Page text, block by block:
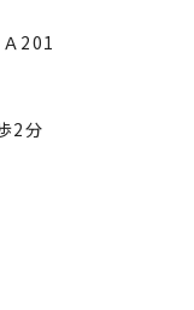
201
2分